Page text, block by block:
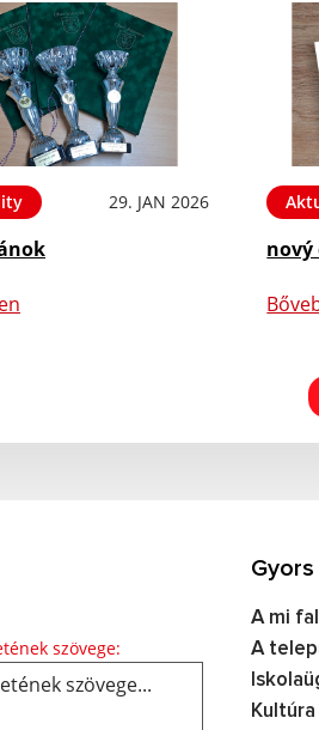
29. JAN 2026
nový
szövege: Üzenetének szövege...
A mi
A
Kultúra